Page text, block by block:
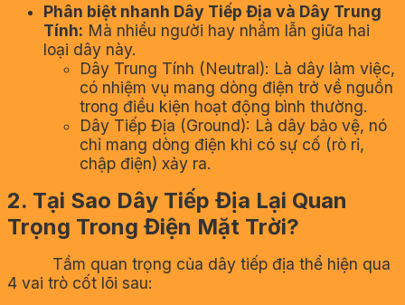
Phân biệt nhanh Dây Tiếp Địa và Dây Trung
Tính: Mà nhiều người hay nhầm lẫn giữa hai
loại dây này.
Dây Trung Tính (Neutral): Là dây làm việc,
có nhiệm vụ mang dòng điện trở về nguồn
trong điều kiện hoạt động bình thường.
Dây Tiếp Địa (Ground): Là dây bảo vệ, nó
chỉ mang dòng điện khi có sự cố (rò rỉ,
chập điện) xảy ra.
2. Tại Sao Dây Tiếp Địa Lại Quan
Trọng Trong Điện Mặt Trời?
Tầm quan trọng của dây tiếp địa thể hiện qua
4 vai trò cốt lõi sau: